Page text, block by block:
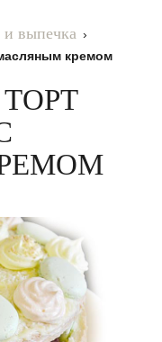
и выпечка ›
кремом